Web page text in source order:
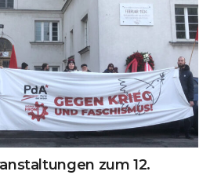
zum 12.